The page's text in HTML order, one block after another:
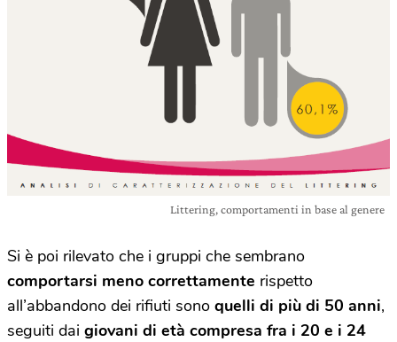
Littering, comportamenti in base al genere
Si è poi rilevato che i gruppi che sembrano
comportarsi meno correttamente rispetto
all’abbandono dei rifiuti sono quelli di più di 50 anni,
seguiti dai giovani di età compresa fra i 20 e i 24